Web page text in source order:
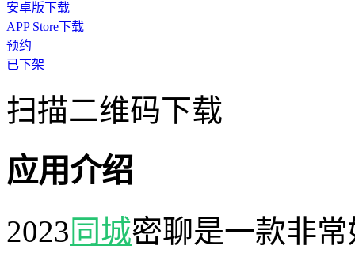
安卓版下载
APP Store下载
预约
已下架
扫描二维码下载
应用介绍
2023同城密聊是一款非